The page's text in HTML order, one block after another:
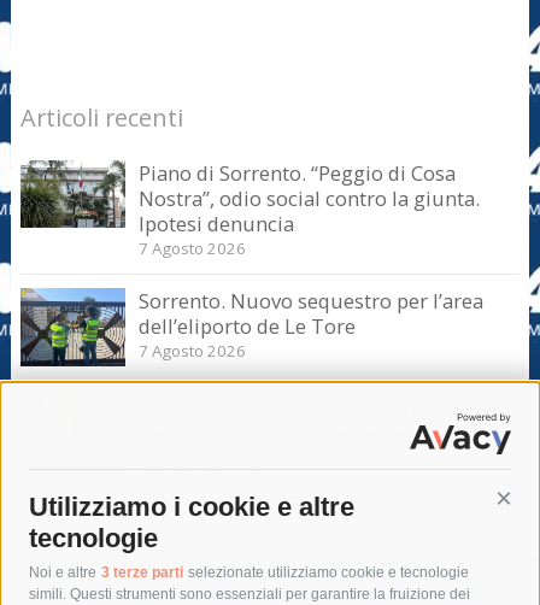
Utilizziamo i cookie e altre
tecnologie
Noi e altre 3 terze parti selezionate utilizziamo cookie e tecnologie
simili. Questi strumenti sono essenziali per garantire la fruizione dei
Articoli recenti
Piano di Sorrento. “Peggio di Cosa
Nostra”, odio social contro la giunta.
Ipotesi denuncia
7 Agosto 2026
Sorrento. Nuovo sequestro per l’area
dell’eliporto de Le Tore
7 Agosto 2026
Sorrento. Aggredisce sessualmente una
turista e le strappa il portafogli, fermato
Tag